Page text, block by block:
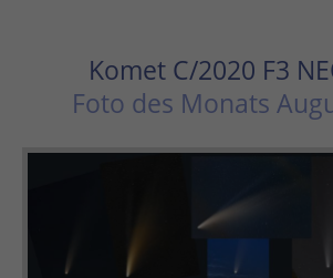
Komet C/2020 F3
Foto des Monats